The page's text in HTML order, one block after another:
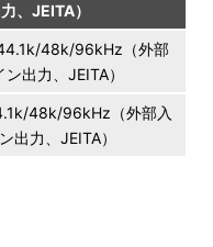
、JEITA）
48k/96kHz（外部
出力、JEITA）
48k/96kHz（外部入
出力、JEITA）